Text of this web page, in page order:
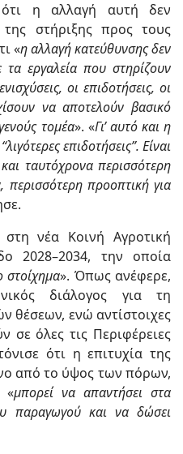
ότι η αλλαγή αυτή δεν
στήριξης προς τους
«η αλλαγή κατεύθυνσης δεν
τα εργαλεία που στηρίζουν
οι επιδοτήσεις, οι
να αποτελούν βασικό
τομέα». «Γι’ αυτό και η
επιδοτήσεις”. Είναι
ταυτόχρονα περισσότερη
προοπτική για
νέα Κοινή Αγροτική
2028–2034, την οποία
στοίχημα». Όπως ανέφερε,
διάλογος για τη
θέσεων, ενώ αντίστοιχες
σε όλες τις Περιφέρειες
ότι η επιτυχία της
από το ύψος των πόρων,
«μπορεί να απαντήσει στα
παραγωγού και να δώσει